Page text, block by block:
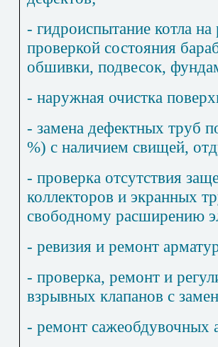
- гидроиспытание котла на
проверкой состояния
обшивки, подвесок,
- наружная очистка
- замена дефектных труб
%) с наличием свищей,
- проверка отсутствия
коллекторов и экранных
свободному расширению
- ревизия и ремонт
- проверка, ремонт и
взрывных клапанов с
- ремонт сажеобдувочных